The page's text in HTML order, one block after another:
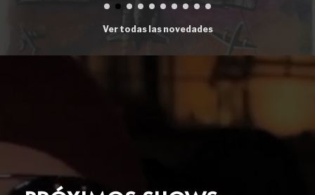
Ver todas las novedades